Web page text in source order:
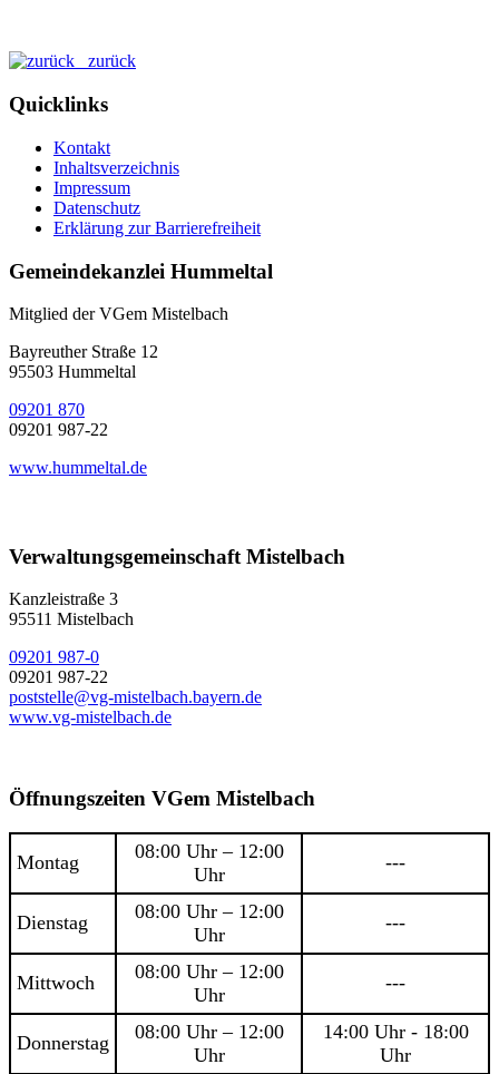
zurück
Quicklinks
Kontakt
Inhaltsverzeichnis
Impressum
Datenschutz
Erklärung zur Barrierefreiheit
Gemeindekanzlei Hummeltal
Mitglied der VGem Mistelbach
Bayreuther Straße 12
95503 Hummeltal
09201 870
09201 987-22
www.hummeltal.de
Verwaltungsgemeinschaft Mistelbach
Kanzleistraße 3
95511 Mistelbach
09201 987-0
09201 987-22
poststelle@vg-mistelbach.bayern.de
www.vg-mistelbach.de
Öffnungszeiten VGem Mistelbach
Montag
08:00 Uhr – 12:00
Uhr
---
Dienstag
08:00 Uhr – 12:00
Uhr
---
Mittwoch
08:00 Uhr – 12:00
Uhr
---
Donnerstag
08:00 Uhr – 12:00
Uhr
14:00 Uhr - 18:00
Uhr